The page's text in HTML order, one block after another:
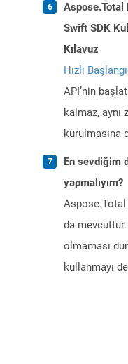
Aspose.Total
Swift SDK
Kılavuz
Hızlı
API’nin
kalmaz, aynı
kurulmasına
En sevdiğim
yapmalıyım?
da mevcuttur.
olmaması
kullanmayı